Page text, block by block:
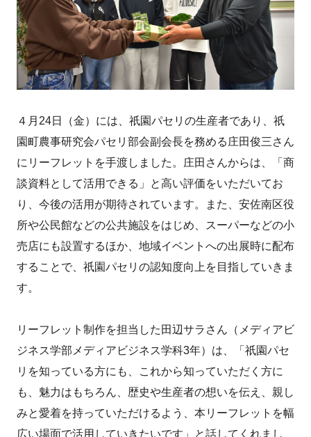
４月24日（金）には、祇園パセリの生産者であり、祇
園町農事研究会パセリ部会副会長を務める庄田俊三さん
にリーフレットを手渡しました。庄田さんからは、「商
談資料として活用できる」と高い評価をいただいてお
り、今後の活用が期待されています。また、安佐南区役
所や公民館などの公共施設をはじめ、スーパーなどの小
売店にも設置するほか、地域イベントへの出展時に配布
することで、祇園パセリの認知度向上を目指していきま
す。
リーフレット制作を担当した田辺サラさん（メディアビ
ジネス学部メディアビジネス学科3年）は、「祇園パセ
リを知っている方にも、これから知っていただく方に
も、魅力はもちろん、歴史や生産者の想いを伝え、親し
みと愛着を持っていただけるよう、本リーフレットを幅
広い場面で活用していきたいです」と話してくれまし